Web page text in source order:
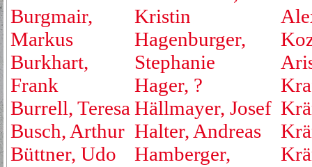
Burgmair,
Markus
Burkhart,
Frank
Burrell, Teresa
Busch, Arthur
Büttner, Udo
Kristin
Hagenburger,
Stephanie
Hager, ?
Hällmayer, Josef
Halter, Andreas
Hamberger,